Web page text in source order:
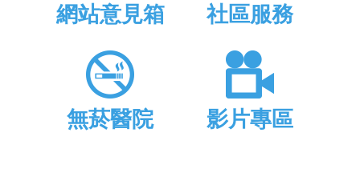
網站意見箱 社區服務
無菸醫院 影片專區